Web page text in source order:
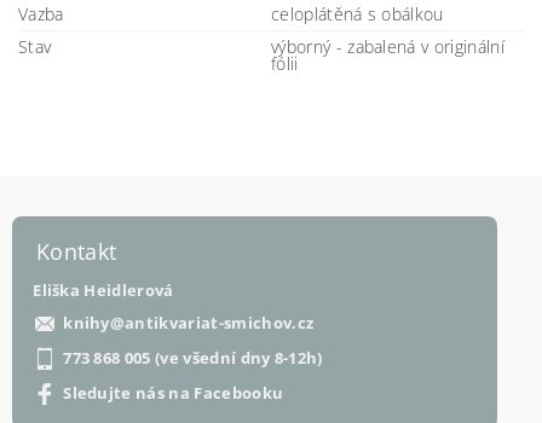
Vazba
celoplátěná s obálkou
Stav
výborný - zabalená v originální
fólii
Kontakt
Eliška Heidlerová
knihy@antikvariat-smichov.cz
773 868 005 (ve všední dny 8-12h)
Sledujte nás na Facebooku